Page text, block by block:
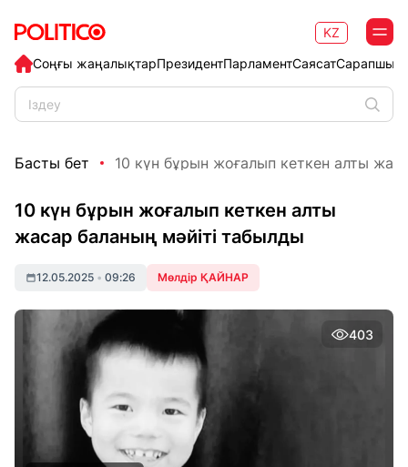
Соңғы жаңалықтарПрезидентПарламентСаясат
KZ
Басты бет 10 күн бұрын жоғалып кеткен алты
10 күн бұрын жоғалып кеткен алты
жасар баланың мәйіті табылды
12.05.2025 • 09:26 Мөлдір ҚАЙНАР
403